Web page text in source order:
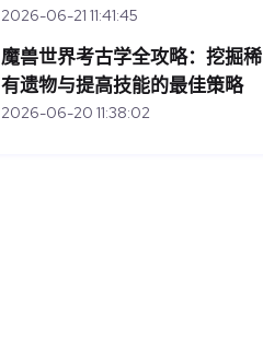
2026-06-21 11:41:45
魔兽世界考古学全攻略：挖掘稀
有遗物与提高技能的最佳策略
2026-06-20 11:38:02